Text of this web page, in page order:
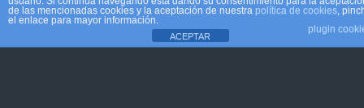
de las mencionadas cookies y la aceptación de nuestra política de cookies,
el enlace para mayor información.
plugin
ACEPTAR